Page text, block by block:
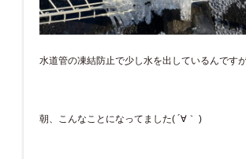
水道管の凍結防止で少し水を出しているんですが
朝、こんなことになってました( ´∀｀ )